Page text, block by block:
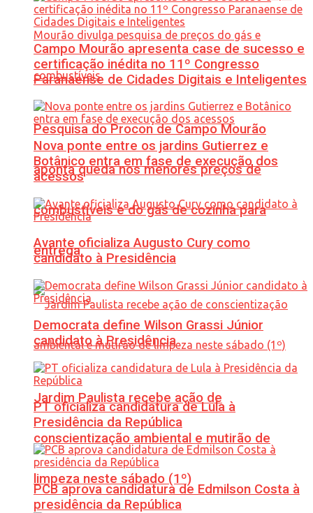
Pesquisa do Procon de Campo Mourão
aponta queda nos menores preços de
combustíveis e do gás de cozinha para
entrega
Jardim Paulista recebe ação de
conscientização ambiental e mutirão de
limpeza neste sábado (1º)
Campo Mourão apresenta case de sucesso e
certificação inédita no 11º Congresso
Paranaense de Cidades Digitais e Inteligentes
Nova ponte entre os jardins Gutierrez e
Botânico entra em fase de execução dos
acessos
Avante oficializa Augusto Cury como
candidato à Presidência
Democrata define Wilson Grassi Júnior
candidato à Presidência
PT oficializa candidatura de Lula à
Presidência da República
PCB aprova candidatura de Edmilson Costa à
presidência da República